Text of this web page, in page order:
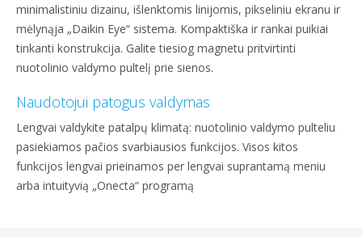
minimalistiniu dizainu, išlenktomis linijomis, pikseliniu ekranu ir
mėlynąja „Daikin Eye“ sistema. Kompaktiška ir rankai puikiai
tinkanti konstrukcija. Galite tiesiog magnetu pritvirtinti
nuotolinio valdymo pultelį prie sienos.
Naudotojui patogus valdymas
Lengvai valdykite patalpų klimatą: nuotolinio valdymo pulteliu
pasiekiamos pačios svarbiausios funkcijos. Visos kitos
funkcijos lengvai prieinamos per lengvai suprantamą meniu
arba intuityvią „Onecta“ programą